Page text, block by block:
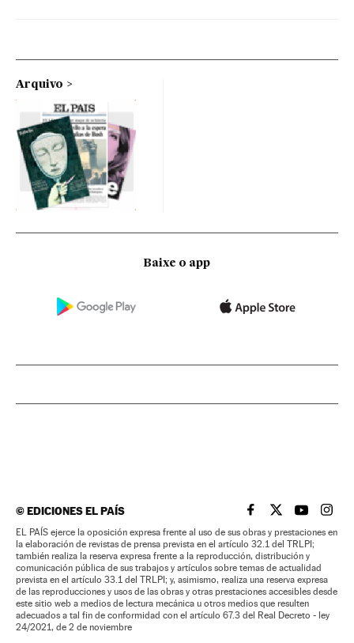
Arquivo
Baixe o app
©EDICIONES EL PAÍS EL PAÍS BRASIL EN
EL PAÍSEL PAÍS
EL
EL PAÍS ejerce la oposición expresa frente al uso de sus obras y prestaciones en
la elaboración de revistas de prensa prevista en el artículo 32.1 del TRLPI;
también realiza la reserva expresa frente a la reproducción, distribución y
comunicación pública de sus trabajos y artículos sobre temas de actualidad
prevista en el artículo 33.1 del TRLPI; y, asimismo, realiza una reserva expresa
de las reproducciones y usos de las obras y otras prestaciones accesibles desde
este sitio web a medios de lectura mecánica u otros medios que resulten
adecuados a tal fin de conformidad con el artículo 67.3 del Real Decreto - ley
24/2021, de 2 de noviembre